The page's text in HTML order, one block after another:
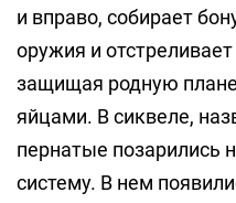
и вправо, собирает
оружия и
защищая родную
яйцами. В сиквеле,
пернатые позарились
систему. В нем